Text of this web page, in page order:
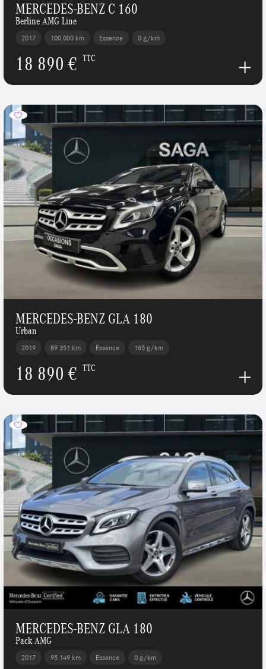
MERCEDES-BENZ C 160
Berline AMG Line
2017 100 000 km Essence 0 g/km
18 890 € TTC
MERCEDES-BENZ GLA 180
Urban
2019 89 351 km Essence 165 g/km
18 890 € TTC
MERCEDES-BENZ GLA 180
Pack AMG
2017 95 149 km Essence 0 g/km